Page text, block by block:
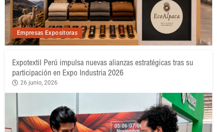
Empresas Expositoras
Expotextil Perú impulsa nuevas alianzas estratégicas tras su
participación en Expo Industria 2026
26 junio, 2026